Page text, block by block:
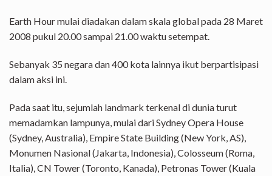
Earth Hour mulai diadakan dalam skala global pada 28 Maret
2008 pukul 20.00 sampai 21.00 waktu setempat.
Sebanyak 35 negara dan 400 kota lainnya ikut berpartisipasi
dalam aksi ini.
Pada saat itu, sejumlah landmark terkenal di dunia turut
memadamkan lampunya, mulai dari Sydney Opera House
(Sydney, Australia), Empire State Building (New York, AS),
Monumen Nasional (Jakarta, Indonesia), Colosseum (Roma,
Italia), CN Tower (Toronto, Kanada), Petronas Tower (Kuala